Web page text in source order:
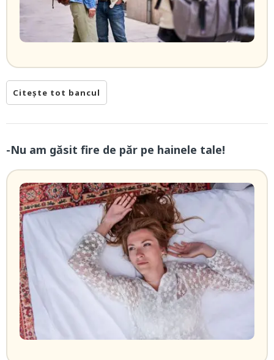
Citește tot bancul
-Nu am găsit fire de păr pe hainele tale!